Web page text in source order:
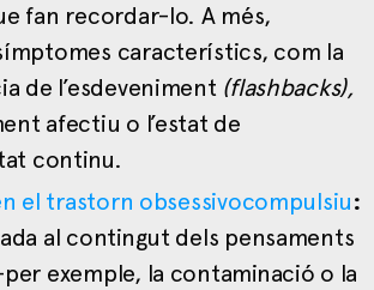
fan recordar-lo. A més,
característics, com la
de l’esdeveniment (flashbacks),
afectiu o l’estat de
continu.
el trastorn obsessivocompulsiu:
al contingut dels pensaments
exemple, la contaminació o la